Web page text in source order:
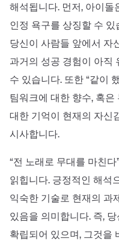
해석됩니다. 먼저, 아이
인정 욕구를 상징할 수
당신이 사람들 앞에서 자
과거의 성공 경험이 아직
수 있습니다. 또한 “같이
팀워크에 대한 향수, 혹
대한 기억이 현재의 자신
시사합니다.
“전 노래로 무대를 마친
읽힙니다. 긍정적인 해석
익숙한 기술로 현재의 과
있음을 의미합니다. 즉,
확립되어 있으며, 그것을